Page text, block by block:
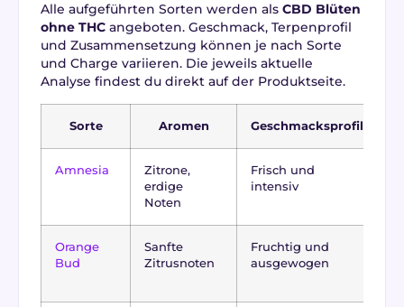
Alle aufgeführten Sorten werden als CBD Blüten
ohne THC angeboten. Geschmack, Terpenprofil
und Zusammensetzung können je nach Sorte
und Charge variieren. Die jeweils aktuelle
Analyse findest du direkt auf der Produktseite.
Sorte Aromen Geschmacksprofil
Amnesia
Zitrone,
erdige
Noten
Frisch und
intensiv
Orange
Bud
Sanfte
Zitrusnoten
Fruchtig und
ausgewogen